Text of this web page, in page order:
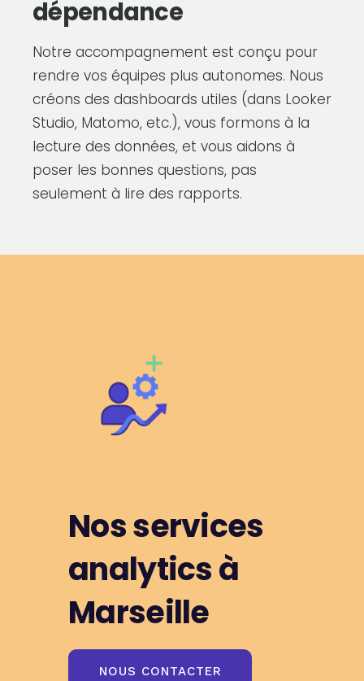
dépendance
Notre accompagnement est conçu pour
rendre vos équipes plus autonomes. Nous
créons des dashboards utiles (dans Looker
Studio, Matomo, etc.), vous formons à la
lecture des données, et vous aidons à
poser les bonnes questions, pas
seulement à lire des rapports.
Nos services
analytics à
Marseille
NOUS CONTACTER